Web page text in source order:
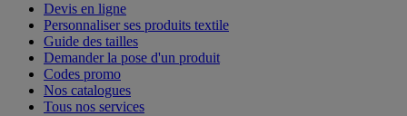
Devis en ligne
Personnaliser ses produits textile
Guide des tailles
Demander la pose d'un produit
Codes promo
Nos catalogues
Tous nos services